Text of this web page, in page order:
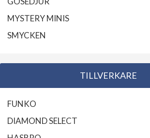
MYSTERY MINIS
SMYCKEN
TILLVERKARE
FUNKO
DIAMOND SELECT